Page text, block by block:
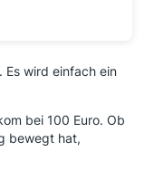
Es wird einfach ein
bei 100 Euro. Ob
bewegt hat,